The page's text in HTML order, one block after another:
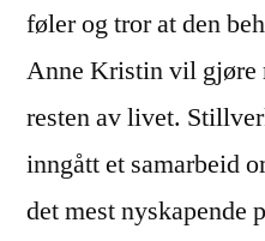
føler og tror at den
Anne Kristin vil gjøre
resten av livet.
inngått et samarbeid
det mest nyskapende